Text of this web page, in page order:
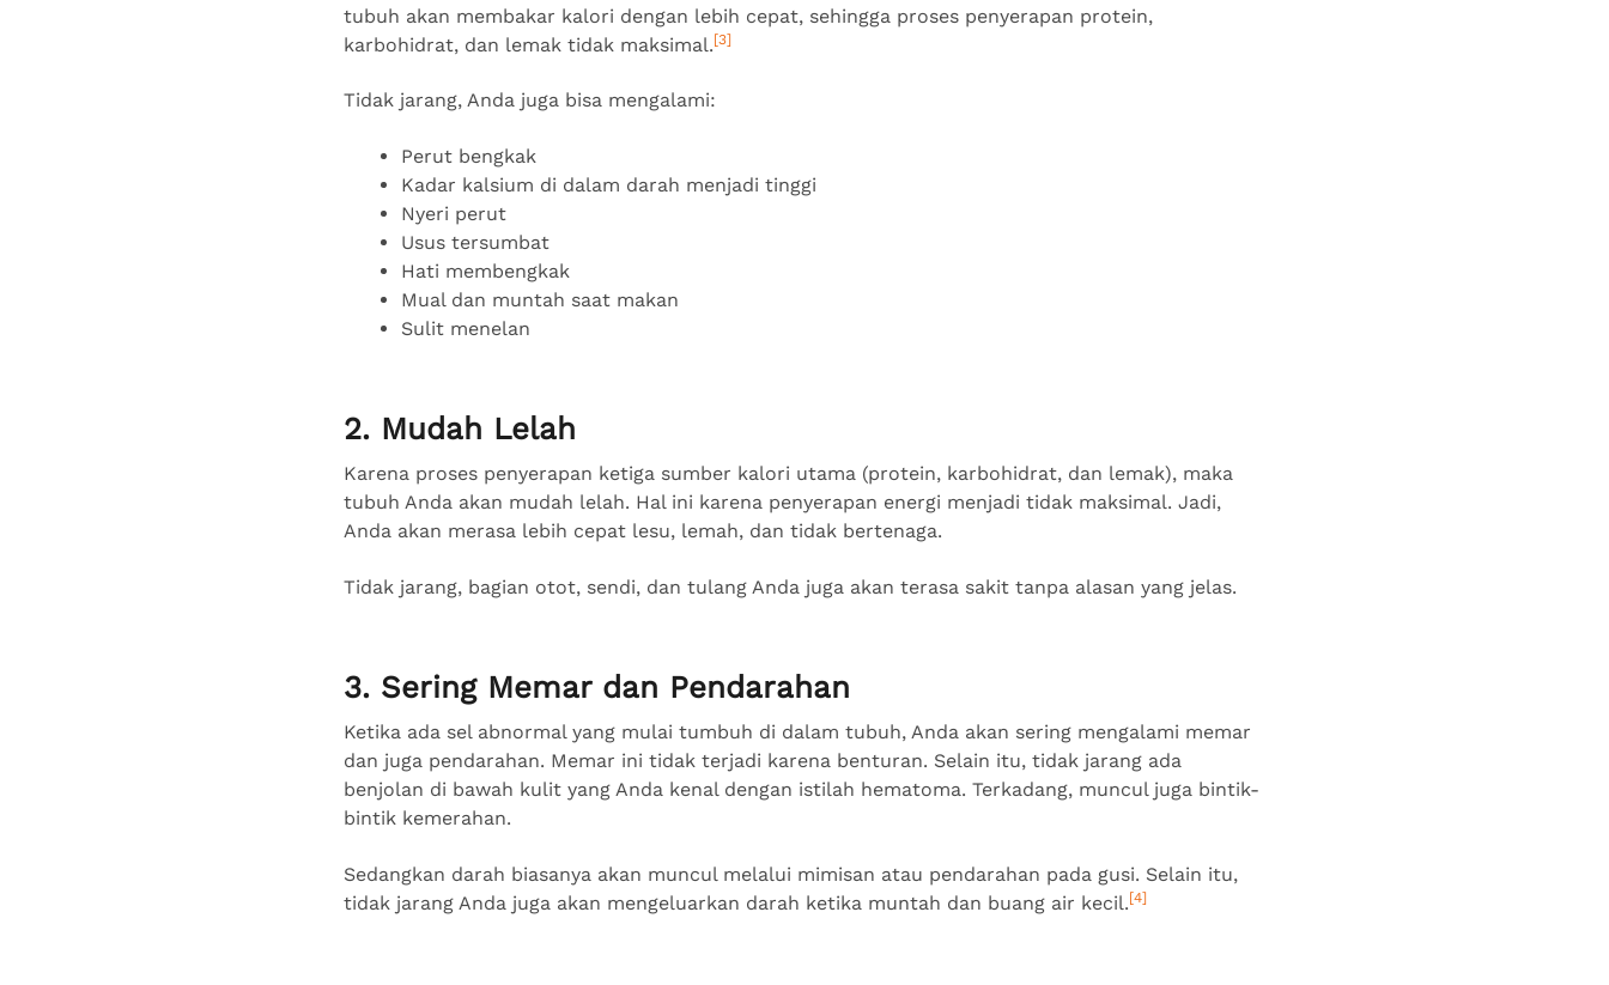
tubuh akan membakar kalori dengan lebih cepat, sehingga proses penyerapan protein,
karbohidrat, dan lemak tidak maksimal.[3]
Tidak jarang, Anda juga bisa mengalami:
Perut bengkak
Kadar kalsium di dalam darah menjadi tinggi
Nyeri perut
Usus tersumbat
Hati membengkak
Mual dan muntah saat makan
Sulit menelan
2. Mudah Lelah
Karena proses penyerapan ketiga sumber kalori utama (protein, karbohidrat, dan lemak), maka
tubuh Anda akan mudah lelah. Hal ini karena penyerapan energi menjadi tidak maksimal. Jadi,
Anda akan merasa lebih cepat lesu, lemah, dan tidak bertenaga.
Tidak jarang, bagian otot, sendi, dan tulang Anda juga akan terasa sakit tanpa alasan yang jelas.
3. Sering Memar dan Pendarahan
Ketika ada sel abnormal yang mulai tumbuh di dalam tubuh, Anda akan sering mengalami memar
dan juga pendarahan. Memar ini tidak terjadi karena benturan. Selain itu, tidak jarang ada
benjolan di bawah kulit yang Anda kenal dengan istilah hematoma. Terkadang, muncul juga bintik-
bintik kemerahan.
Sedangkan darah biasanya akan muncul melalui mimisan atau pendarahan pada gusi. Selain itu,
tidak jarang Anda juga akan mengeluarkan darah ketika muntah dan buang air kecil.[4]